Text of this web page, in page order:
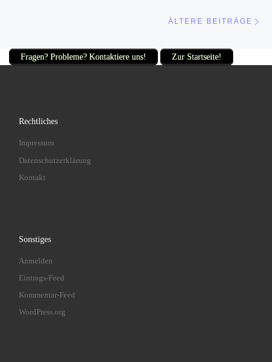
ÄLTERE BEITRÄGE
Fragen? Probleme? Kontaktiere uns! Zur Startseite!
Rechtliches
Impressum
Datenschutzerklärung
Kontakt
Sonstiges
Anmelden
Eintrags-Feed
Kommentar-Feed
WordPress.org